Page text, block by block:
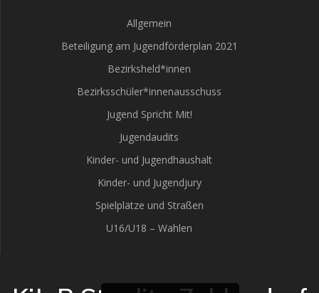
Allgemein
Beteiligung am Jugendförderplan 2021
Bezirksheld*innen
Bezirksschüler*innenausschuss
Jugend Spricht Mit!
Jugendaudits
Kinder- und Jugendhaushalt
Kinder- und Jugendjury
Spielplätze und Straßen
U16/U18 – Wahlen